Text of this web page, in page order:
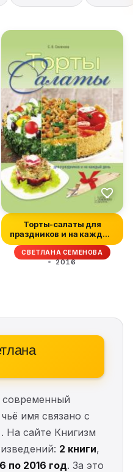
Торты-салаты для
праздников и на каждый
день
СВЕТЛАНА СЕМЕНОВА
2016
имя связано с
На сайте Книгизм
2 книги,
по 2016 год. За это